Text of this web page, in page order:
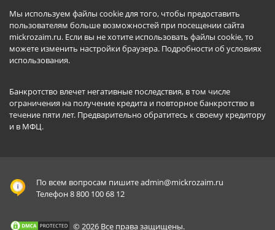
Мы используем файлы cookie для того, чтобы предоставить
пользователям больше возможностей при посещении сайта
mickrozaim.ru. Если вы не хотите использовать файлы cookie, то
можете изменить настройки браузера. Подробности об условиях
использования.
Банкротство влечет негативные последствия, в том числе
ограничения на получение кредита и повторное банкротство в
течение пяти лет. Предварительно обратитесь к своему кредитору
и в МФЦ.
По всем вопросам пишитеadmin@mickrozaim.ru
Телефон 8 800 100 68 12
© 2026 Все права защищены.